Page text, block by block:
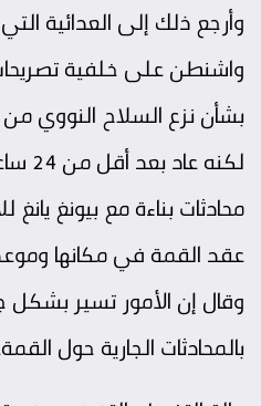
وأرجع ذلك إلى العدائية التي
واشنطن على خلفية
بشأن نزع السلاح النووي من
محادثات بناءة مع بيونغ
عقد القمة في مكانها
وقال إن الأمور تسير
بالمحادثات الجارية حول